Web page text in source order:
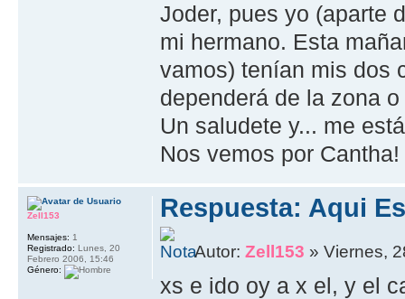
Joder, pues yo (aparte
mi hermano. Esta
vamos) tení­an mis dos
dependerá de la zona
Un saludete y... me
Nos vemos por Cantha!
Respuesta: Aqui
Autor:Zell153 » Viernes,
xs e ido oy a x el, y el
Zell153
Mensajes: 1
Registrado: Lunes, 20
Febrero 2006, 15:46
Género: